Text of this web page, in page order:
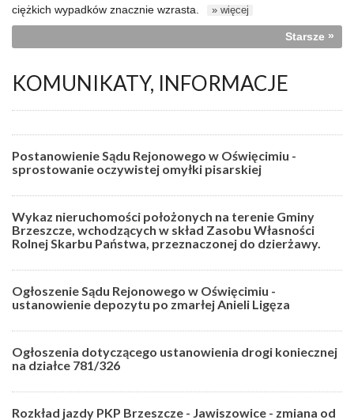
ciężkich wypadków znacznie wzrasta. » więcej
Starsze »
KOMUNIKATY, INFORMACJE
Postanowienie Sądu Rejonowego w Oświęcimiu -
sprostowanie oczywistej omyłki pisarskiej
Wykaz nieruchomości położonych na terenie Gminy
Brzeszcze, wchodzących w skład Zasobu Własności
Rolnej Skarbu Państwa, przeznaczonej do dzierżawy.
Ogłoszenie Sądu Rejonowego w Oświęcimiu -
ustanowienie depozytu po zmarłej Anieli Ligęza
Ogłoszenia dotyczącego ustanowienia drogi koniecznej
na działce 781/326
Rozkład jazdy PKP Brzeszcze - Jawiszowice - zmiana od